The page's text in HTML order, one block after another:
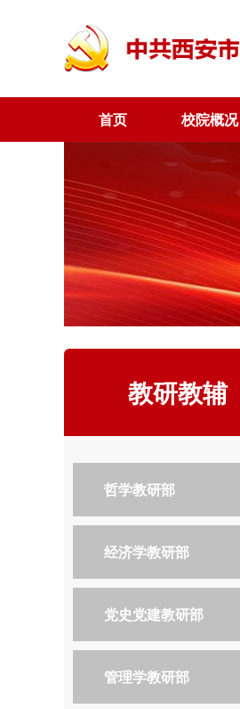
首页 校院概况
教研教辅
哲学教研部
经济学教研部
党史党建教研部
管理学教研部